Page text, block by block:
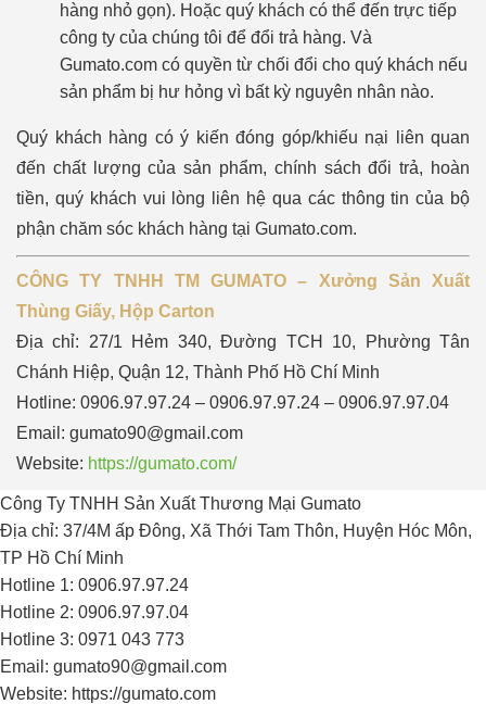
hàng nhỏ gọn). Hoặc quý khách có thể đến trực tiếp
công ty của chúng tôi để đổi trả hàng. Và
Gumato.com có quyền từ chối đổi cho quý khách nếu
sản phẩm bị hư hỏng vì bất kỳ nguyên nhân nào.
Quý khách hàng có ý kiến đóng góp/khiếu nại liên quan
đến chất lượng của sản phẩm, chính sách đổi trả, hoàn
tiền, quý khách vui lòng liên hệ qua các thông tin của bộ
phận chăm sóc khách hàng tại Gumato.com.
CÔNG TY TNHH TM GUMATO – Xưởng Sản Xuất
Thùng Giấy, Hộp Carton
Địa chỉ: 27/1 Hẻm 340, Đường TCH 10, Phường Tân
Chánh Hiệp, Quận 12, Thành Phố Hồ Chí Minh
Hotline: 0906.97.97.24 – 0906.97.97.24 – 0906.97.97.04
Email: gumato90@gmail.com
Website: https://gumato.com/
Công Ty TNHH Sản Xuất Thương Mại Gumato
Địa chỉ: 37/4M ấp Đông, Xã Thới Tam Thôn, Huyện Hóc Môn,
TP Hồ Chí Minh
Hotline 1: 0906.97.97.24
Hotline 2: 0906.97.97.04
Hotline 3: 0971 043 773
Email: gumato90@gmail.com
Website: https://gumato.com